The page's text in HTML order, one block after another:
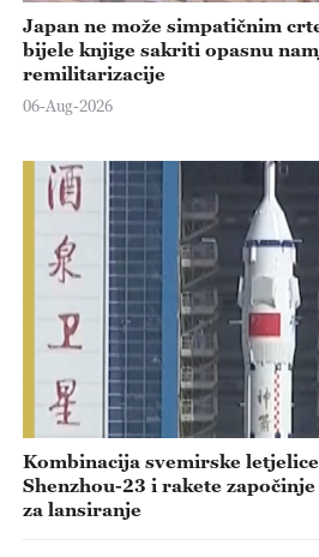
Japan ne može simpatičnim
bijele knjige sakriti opasnu
remilitarizacije
06-Aug-2026
Kombinacija svemirske
Shenzhou-23 i rakete
za lansiranje